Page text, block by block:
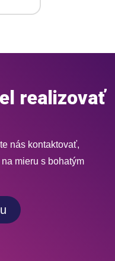
realizovať
nás kontaktovať,
mieru s bohatým